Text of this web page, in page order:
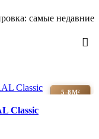
самые недавние
5-8М²
Classic